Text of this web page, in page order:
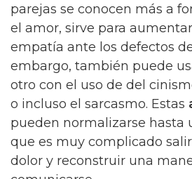
parejas se conocen más a
el amor, sirve para
empatía ante los defectos
embargo, también puede
otro con el uso de del
o incluso el sarcasmo. Estas
pueden normalizarse hasta
que es muy complicado
dolor y reconstruir una